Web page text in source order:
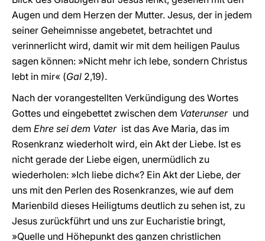
Augen und dem Herzen der Mutter. Jesus, der in jedem
seiner Geheimnisse angebetet, betrachtet und
verinnerlicht wird, damit wir mit dem heiligen Paulus
sagen können: »Nicht mehr ich lebe, sondern Christus
lebt in mir« (Gal 2,19).
Nach der vorangestellten Verkündigung des Wortes
Gottes und eingebettet zwischen dem Vaterunserund
dem Ehre sei dem Vaterist das Ave Maria, das im
Rosenkranz wiederholt wird, ein Akt der Liebe. Ist es
nicht gerade der Liebe eigen, unermüdlich zu
wiederholen: »Ich liebe dich«? Ein Akt der Liebe, der
uns mit den Perlen des Rosenkranzes, wie auf dem
Marienbild dieses Heiligtums deutlich zu sehen ist, zu
Jesus zurückführt und uns zur Eucharistie bringt,
»Quelle und Höhepunkt des ganzen christlichen